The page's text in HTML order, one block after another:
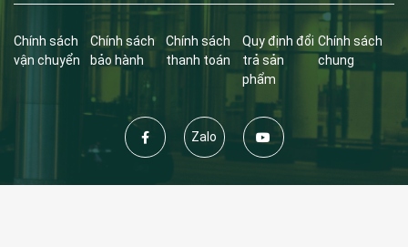
Chính sách
vận chuyển
Chính sách
bảo hành
Chính sách
thanh toán
Quy định đổi
trả sản
phẩm
Chính sách
chung
Zalo